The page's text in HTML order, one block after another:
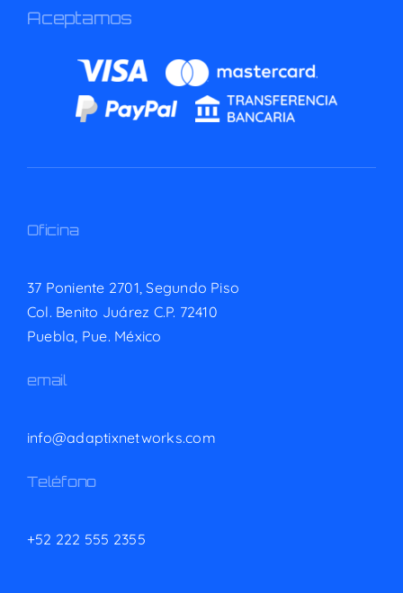
Aceptamos
Oficina
37 Poniente 2701, Segundo Piso
Col. Benito Juárez C.P. 72410
Puebla, Pue. México
email
info@adaptixnetworks.com
Teléfono
+52 222 555 2355